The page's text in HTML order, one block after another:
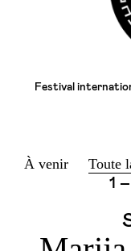
Festival
À venir Toute
1